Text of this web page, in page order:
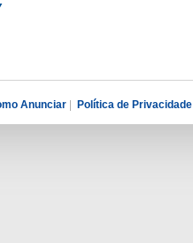
Anunciar | Política de Privacidade